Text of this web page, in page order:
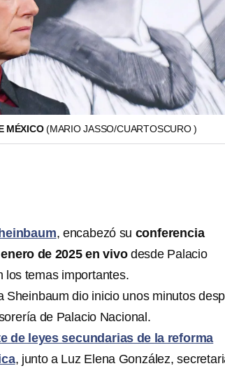
MÉXICO(MARIO JASSO/CUARTOSCURO )
, encabezó su conferencia
de 2025 en vivodesde Palacio
los temas importantes.
Sheinbaum dio inicio unos minutos
de Palacio Nacional.
de leyes secundarias de la reforma
, junto a Luz Elena González,